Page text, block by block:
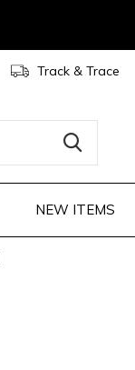
NEW ITEMS
Track & Trace